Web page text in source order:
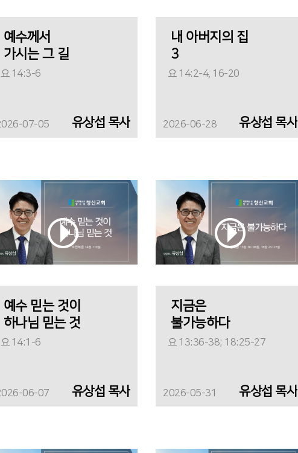
예수께서
가시는 그 길
요 14:3-6
07-05 유상섭 목사
내 아버지의 집
3
요 14:2-4, 16-20
2026-06-28 유상섭 목사
예수 믿는 것이
하나님 믿는 것
요 14:1-6
06-07 유상섭 목사
지금은
불가능하다
요 13:36-38; 18:25-27
2026-05-31 유상섭 목사